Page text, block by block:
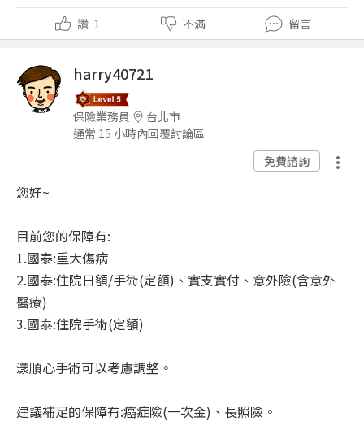
讚 1 不滿 留言
harry40721
保險業務員
台北市
通常 15 小時內回覆討論區
免費諮詢
您好~
目前您的保障有:
1.國泰:重大傷病
2.國泰:住院日額/手術(定額)、實支實付、意外險(含意外
醫療)
3.國泰:住院手術(定額)
漾順心手術可以考慮調整。
建議補足的保障有:癌症險(一次金)、長照險。